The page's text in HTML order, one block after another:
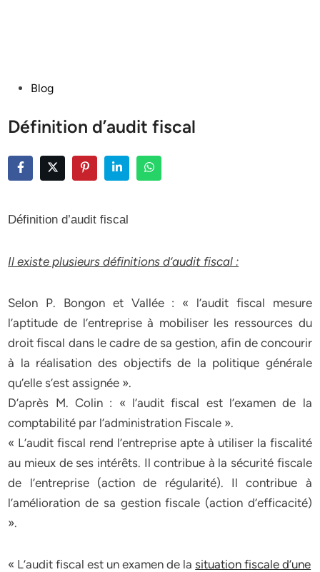
PostedBlog
Définition d’audit fiscal
Définition d’audit fiscal
Il existe plusieurs définitions d’audit fiscal :
Selon P. Bongon et Vallée : « l’audit fiscal mesure
l’aptitude de l’entreprise à mobiliser les ressources du
droit fiscal dans le cadre de sa gestion, afin de concourir
à la réalisation des objectifs de la politique générale
qu’elle s’est assignée ».
D’après M. Colin : « l’audit fiscal est l’examen de la
comptabilité par l’administration Fiscale ».
« L’audit fiscal rend l’entreprise apte à utiliser la fiscalité
au mieux de ses intérêts. Il contribue à la sécurité fiscale
de l’entreprise (action de régularité). Il contribue à
l’amélioration de sa gestion fiscale (action d’efficacité)
».
« L’audit fiscal est un examen de la situation fiscale d’une